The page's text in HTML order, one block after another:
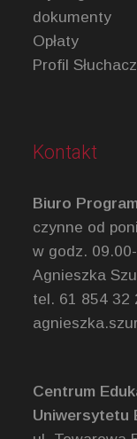
dokumenty
Opłaty
Profil
Kontakt
Biuro
czynne od
w godz.
Agnieszka
tel. 61 854 32
Centrum
Uniwersytetu